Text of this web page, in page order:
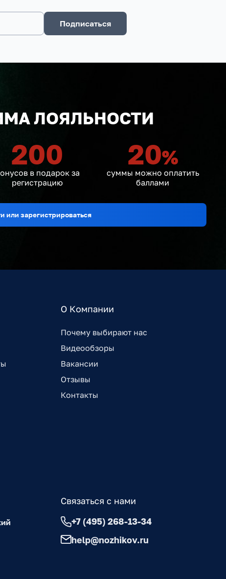
Подписаться
ЛОЯЛЬНОСТИ
200
в подарок за
регистрацию
20%
суммы можно оплатить
баллами
или зарегистрироваться
О Компании
Почему выбирают нас
Видеообзоры
Вакансии
Отзывы
Контакты
Связаться с нами
+7 (495) 268-13-34
help@nozhikov.ru